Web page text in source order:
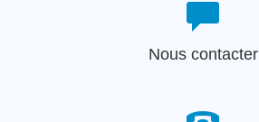
Nous contacter